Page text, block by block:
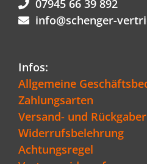
07945 66 39 892
info@schenger-
Infos:
Allgemeine
Zahlungsarten
Versand- und
Widerrufsbelehrung
Achtungsregel